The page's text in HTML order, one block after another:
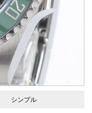
シンプル